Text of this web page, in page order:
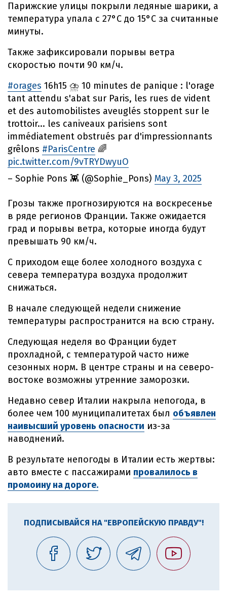
Парижские улицы покрыли ледяные шарики, а
температура упала с 27°C до 15°C за считанные
минуты.
Также зафиксировали порывы ветра
скоростью почти 90 км/ч.
#orages 16h15 ⛈️ 10 minutes de panique : l'orage
tant attendu s'abat sur Paris, les rues de vident
et des automobilistes aveuglés stoppent sur le
trottoir... les caniveaux parisiens sont
immédiatement obstrués par d'impressionnants
grêlons #ParisCentre 🌈
pic.twitter.com/9vTRYDwyuO
– Sophie Pons 👾 (@Sophie_Pons) May 3, 2025
Грозы также прогнозируются на воскресенье
в ряде регионов Франции. Также ожидается
град и порывы ветра, которые иногда будут
превышать 90 км/ч.
С приходом еще более холодного воздуха с
севера температура воздуха продолжит
снижаться.
В начале следующей недели снижение
температуры распространится на всю страну.
Следующая неделя во Франции будет
прохладной, с температурой часто ниже
сезонных норм. В центре страны и на северо-
востоке возможны утренние заморозки.
Недавно север Италии накрыла непогода, в
более чем 100 муниципалитетах был объявлен
наивысший уровень опасности из-за
наводнений.
В результате непогоды в Италии есть жертвы:
авто вместе с пассажирами провалилось в
промоину на дороге.
ПОДПИСЫВАЙСЯ НА "ЕВРОПЕЙСКУЮ ПРАВДУ"!